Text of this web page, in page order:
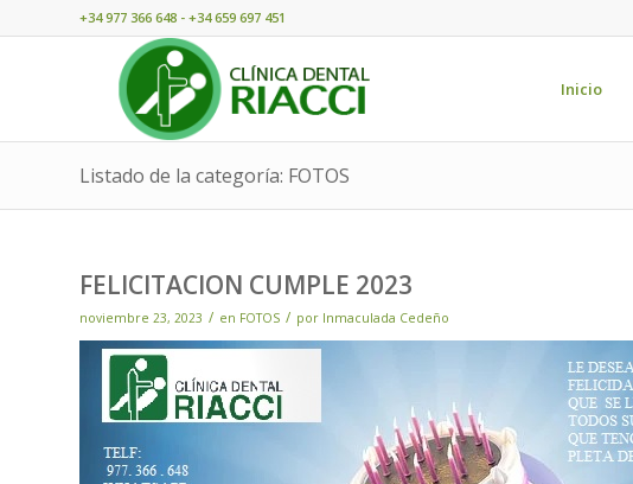
+34 977 366 648 - +34 659 697 451
Inicio
Listado de la categoría: FOTOS
FELICITACION CUMPLE 2023
noviembre 23, 2023 / en FOTOS / por Inmaculada Cedeño